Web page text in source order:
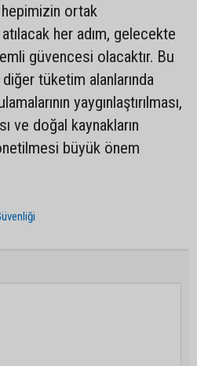
hepimizin ortak
her adım, gelecekte
güvencesi olacaktır. Bu
tüketim alanlarında
yaygınlaştırılması,
ve doğal kaynakların
büyük önem